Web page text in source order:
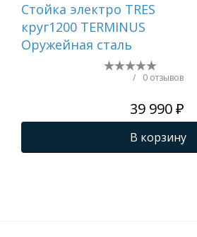
Стойка электро TRES
круг1200 TERMINUS
Оружейная сталь
/ 0 отзывов
39 990 ₽
В корзину